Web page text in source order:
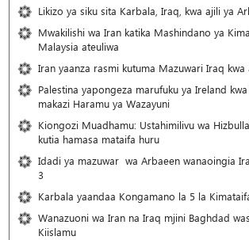
Likizo ya siku sita Karbala, Iraq, kwa ajili ya
Mwakilishi wa Iran katika Mashindano ya
Malaysia ateuliwa
Iran yaanza rasmi kutuma Mazuwari Iraq
Palestina yapongeza marufuku ya Ireland
makazi Haramu ya Wazayuni
Kiongozi Muadhamu: Ustahimilivu wa
kutia hamasa mataifa huru
Idadi ya mazuwar wa Arbaeen wanaoingia
3
Karbala yaandaa Kongamano la 5 la
Wanazuoni wa Iran na Iraq mjini Baghdad
Kiislamu